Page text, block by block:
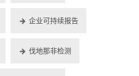
企业可持续报告
伐地那非检测